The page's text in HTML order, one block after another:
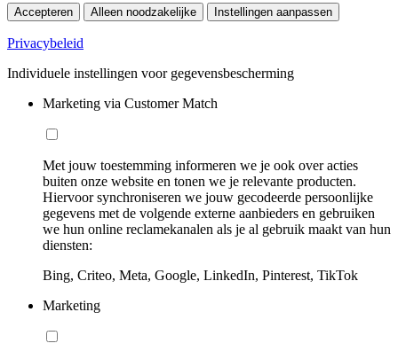
Accepteren Alleen noodzakelijke Instellingen aanpassen
Privacybeleid
Individuele instellingen voor gegevensbescherming
Marketing via Customer Match
Met jouw toestemming informeren we je ook over acties
buiten onze website en tonen we je relevante producten.
Hiervoor synchroniseren we jouw gecodeerde persoonlijke
gegevens met de volgende externe aanbieders en gebruiken
we hun online reclamekanalen als je al gebruik maakt van hun
diensten:
Bing, Criteo, Meta, Google, LinkedIn, Pinterest, TikTok
Marketing